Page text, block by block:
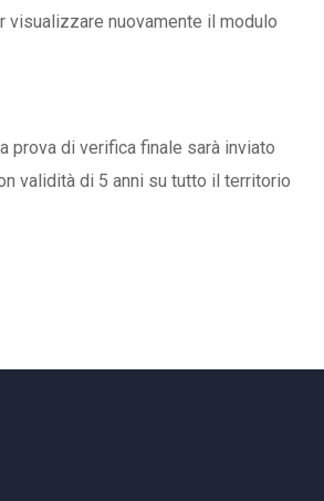
visualizzare nuovamente il modulo
prova di verifica finale sarà inviato
validità di 5 anni su tutto il territorio